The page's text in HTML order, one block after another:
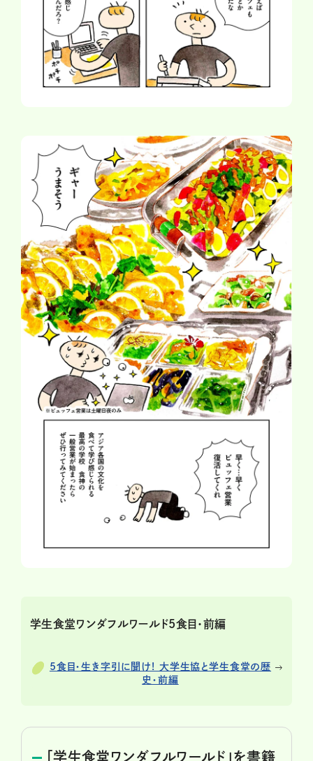
学生食堂ワンダフルワールド5食目・前編
5食目・生き字引に聞け! 大学生協と学生食堂の歴
史・前編
「学生食堂ワンダフルワールド」を書籍